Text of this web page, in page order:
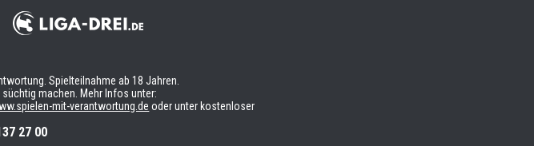
Spielteilnahme ab 18 Jahren.
machen. Mehr Infos unter:
mit-verantwortung.de oder unter kostenloser
27 00